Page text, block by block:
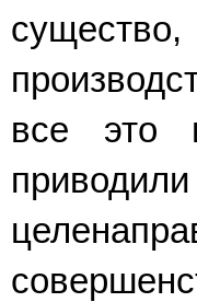
все это